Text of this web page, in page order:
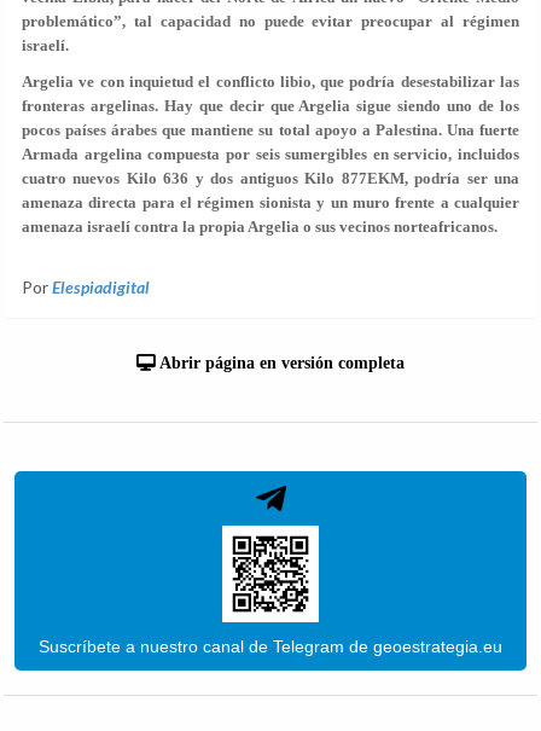
problemático”, tal capacidad no puede evitar preocupar al régimen
israelí.
Argelia ve con inquietud el conflicto libio, que podría desestabilizar las
fronteras argelinas. Hay que decir que Argelia sigue siendo uno de los
pocos países árabes que mantiene su total apoyo a Palestina. Una fuerte
Armada argelina compuesta por seis sumergibles en servicio, incluidos
cuatro nuevos Kilo 636 y dos antiguos Kilo 877EKM, podría ser una
amenaza directa para el régimen sionista y un muro frente a cualquier
amenaza israelí contra la propia Argelia o sus vecinos norteafricanos.
PorElespiadigital
Abrir página en versión completa
Suscríbete a nuestro canal de Telegram de geoestrategia.eu